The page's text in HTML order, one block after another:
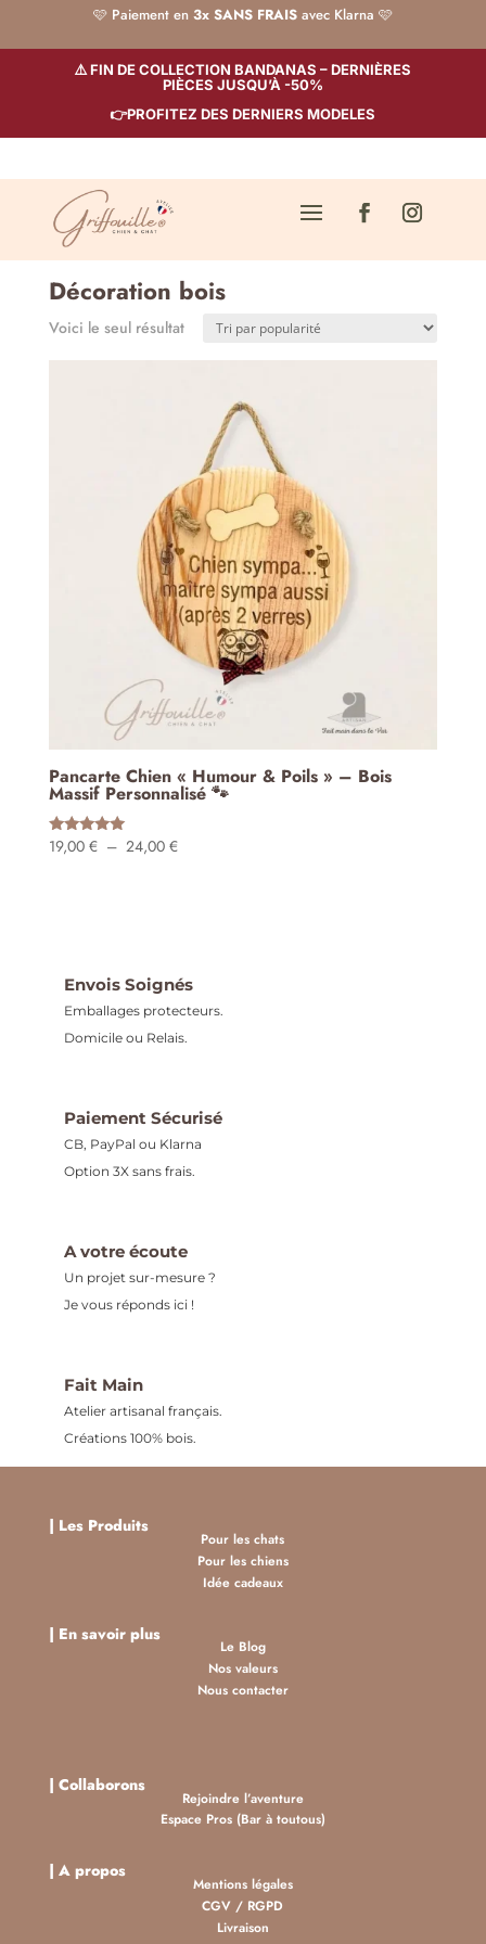
🩷 Paiement en 3x SANS FRAISavec Klarna 🩷
⚠️ FIN DE COLLECTION BANDANAS – DERNIÈRES
PIÈCES JUSQU’À -50%
👉PROFITEZ DES DERNIERS MODELES
Décoration bois
Voici le seul résultat
Pancarte Chien « Humour & Poils » – Bois
Massif Personnalisé 🐾
Note
5.00
19,00 € – 24,00 €Plage
Envois Soignés
Emballages protecteurs.
Domicile ou Relais.
Paiement Sécurisé
CB, PayPal ou Klarna
Option 3X sans frais.
A votre écoute
Un projet sur-mesure ?
Je vous réponds ici !
Fait Main
Atelier artisanal français.
Créations 100% bois.
| Les Produits
Pour les chats
Pour les chiens
Idée cadeaux
| En savoir plus
Le Blog
Nos valeurs
Nous contacter
| Collaborons
Rejoindre l’aventure
Espace Pros (Bar à toutous)
| A propos
Mentions légales
CGV / RGPD
Livraison